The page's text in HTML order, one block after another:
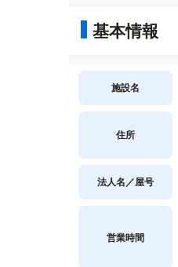
基本情報
施設名
住所
法人名／屋号
営業時間